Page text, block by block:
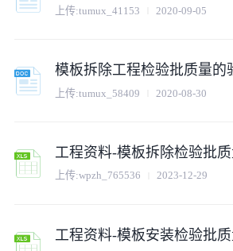
上传:tumux_41153 2020-09-05
模板拆除工程检验批质量的
上传:tumux_58409 2020-08-30
工程资料-模板拆除检验批
上传:wpzh_765536 2023-12-29
工程资料-模板安装检验批